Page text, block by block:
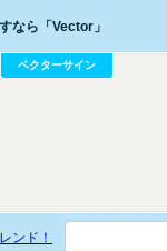
なら「Vector」
ベクターサイン
ンド！